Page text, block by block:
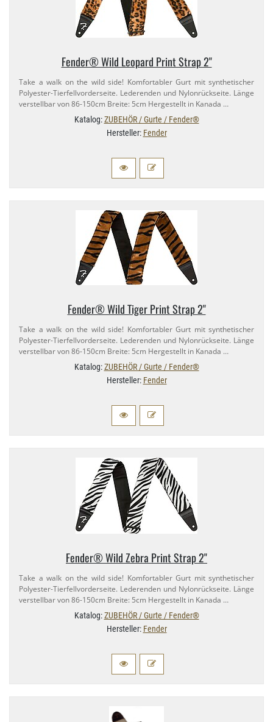
Fender® Wild Leopard Print Strap 2"
Take a walk on the wild side! Komfortabler Gurt mit synthetischer
Polyester-​Tierfellvorderseite. Lederenden und Nylonrückseite. Länge
verstellbar von 86-​150cm Breite: 5cm Hergestellt in Kanada …
Katalog:ZUBEHÖR / Gurte / Fender®
Hersteller: Fender
Fender® Wild Tiger Print Strap 2"
Take a walk on the wild side! Komfortabler Gurt mit synthetischer
Polyester-​Tierfellvorderseite. Lederenden und Nylonrückseite. Länge
verstellbar von 86-​150cm Breite: 5cm Hergestellt in Kanada …
Katalog:ZUBEHÖR / Gurte / Fender®
Hersteller: Fender
Fender® Wild Zebra Print Strap 2"
Take a walk on the wild side! Komfortabler Gurt mit synthetischer
Polyester-​Tierfellvorderseite. Lederenden und Nylonrückseite. Länge
verstellbar von 86-​150cm Breite: 5cm Hergestellt in Kanada …
Katalog:ZUBEHÖR / Gurte / Fender®
Hersteller: Fender